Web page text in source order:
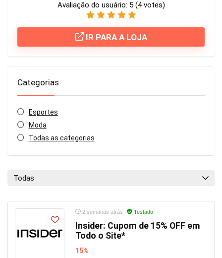
Avaliação do usuário: 5 (4votes)
IR PARA A LOJA
Categorias
Esportes
Moda
Todas as categorias
Todas
2 semanas atrás Testado
Insider: Cupom de 15% OFF em
Todo o Site*
15%